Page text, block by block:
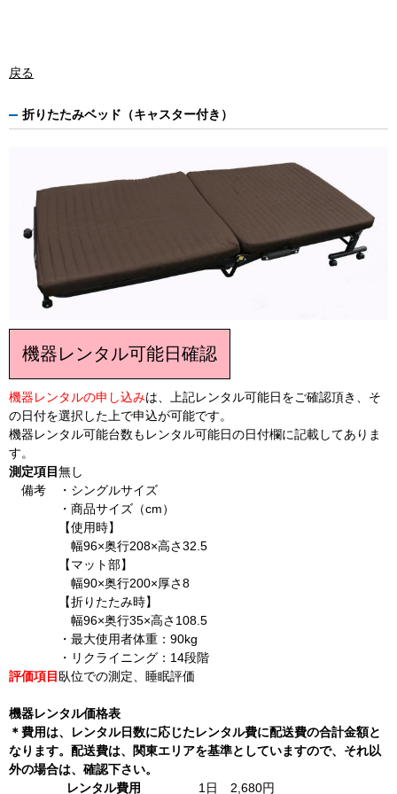
戻る
折りたたみベッド（キャスター付き）
機器レンタル可能日確認
機器レンタルの申し込みは、上記レンタル可能日をご確認頂き、そ
の日付を選択した上で申込が可能です。
機器レンタル可能台数もレンタル可能日の日付欄に記載してありま
す。
測定項目無し
備考
・シングルサイズ
・商品サイズ（cm）
【使用時】
幅96×奥行208×高さ32.5
【マット部】
幅90×奥行200×厚さ8
【折りたたみ時】
幅96×奥行35×高さ108.5
・最大使用者体重：90kg
・リクライニング：14段階
評価項目 臥位での測定、睡眠評価
機器レンタル価格表
＊費用は、レンタル日数に応じたレンタル費に配送費の合計金額と
なります。配送費は、関東エリアを基準としていますので、それ以
外の場合は、確認下さい。
レンタル費用
1日 2,680円